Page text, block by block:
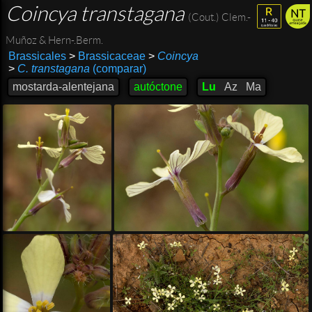
Coincya transtagana (Cout.) Clem.-
Muñoz & Hern-.Berm.
Brassicales >Brassicaceae > Coincya
> C. transtagana (comparar)
mostarda-alentejana
autóctone Lu Az Ma